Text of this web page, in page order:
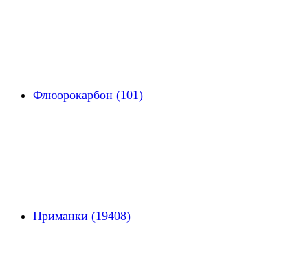
Флюорокарбон (101)
Приманки (19408)